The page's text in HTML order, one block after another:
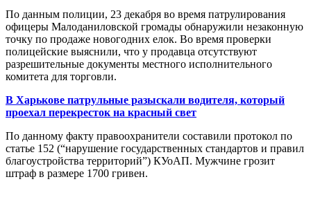
По данным полиции, 23 декабря во время патрулирования
офицеры Малоданиловской громады обнаружили незаконную
точку по продаже новогодних елок. Во время проверки
полицейские выяснили, что у продавца отсутствуют
разрешительные документы местного исполнительного
комитета для торговли.
В Харькове патрульные разыскали водителя, который
проехал перекресток на красный свет
По данному факту правоохранители составили протокол по
статье 152 (“нарушение государственных стандартов и правил
благоустройства территорий”) КУоАП. Мужчине грозит
штраф в размере 1700 гривен.